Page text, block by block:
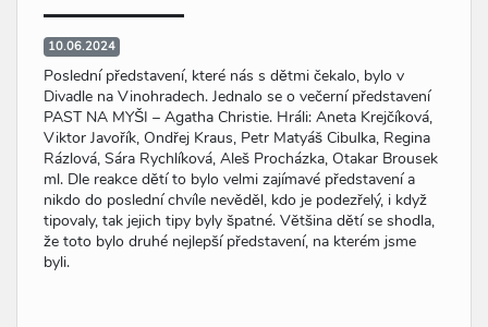
10.06.2024
Poslední představení, které nás s dětmi čekalo, bylo v
Divadle na Vinohradech. Jednalo se o večerní představení
PAST NA MYŠI – Agatha Christie. Hráli: Aneta Krejčíková,
Viktor Javořík, Ondřej Kraus, Petr Matyáš Cibulka, Regina
Rázlová, Sára Rychlíková, Aleš Procházka, Otakar Brousek
ml. Dle reakce dětí to bylo velmi zajímavé představení a
nikdo do poslední chvíle nevěděl, kdo je podezřelý, i když
tipovaly, tak jejich tipy byly špatné. Většina dětí se shodla,
že toto bylo druhé nejlepší představení, na kterém jsme
byli.